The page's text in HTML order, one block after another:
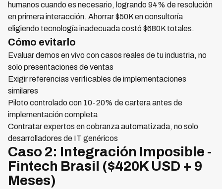
humanos cuando es necesario, logrando 94% de resolución
en primera interacción. Ahorrar $50K en consultoría
eligiendo tecnología inadecuada costó $680K totales.
Cómo evitarlo
Evaluar demos en vivo con casos reales de tu industria, no
solo presentaciones de ventas
Exigir referencias verificables de implementaciones
similares
Piloto controlado con 10-20% de cartera antes de
implementación completa
Contratar expertos en cobranza automatizada, no solo
desarrolladores de IT genéricos
Caso 2: Integración Imposible -
Fintech Brasil ($420K USD + 9
Meses)